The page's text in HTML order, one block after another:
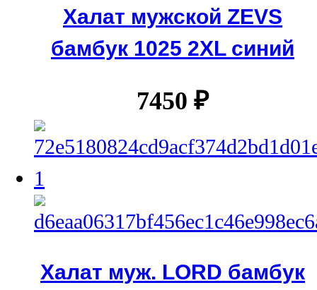
Халат мужской ZEVS
бамбук 1025 2XL синий
7450 ₽
Халат муж. LORD бамбук